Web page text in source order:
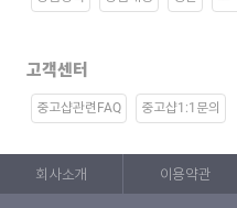
고객센터
중고샵관련FAQ 중고샵1:1문의
회사소개 이용약관